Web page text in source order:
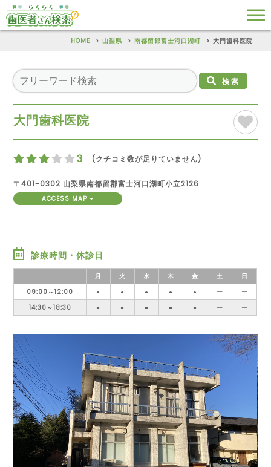
HOME 山梨県 南都留郡富士河口湖町 大門歯科医院
検索
大門歯科医院
3 (クチコミ数が足りていません)
〒401-0302 山梨県南都留郡富士河口湖町小立2126
ACCESS MAP
診療時間・休診日
月 火 水 木 金 土
日
09:00～12:00
● ● ● ● ● ー
ー
14:30～18:30
● ● ● ● ● ー ー